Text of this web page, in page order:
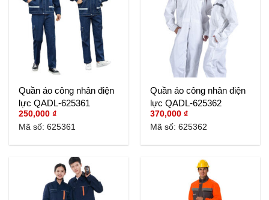
Quần áo công nhân điện
lực QADL-625361
250,000₫
Mã số: 625361
Quần áo công nhân điện
lực QADL-625362
370,000₫
Mã số: 625362